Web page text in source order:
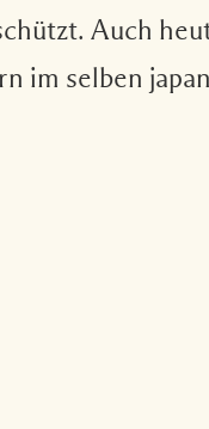
Auch
im selben